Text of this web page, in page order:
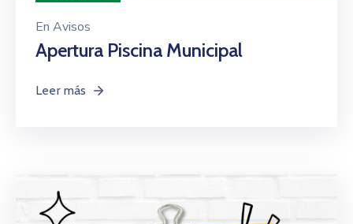
En Avisos
Apertura Piscina Municipal
Leer más